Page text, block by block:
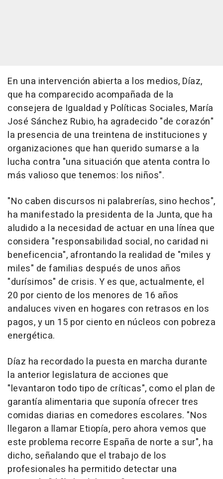
En una intervención abierta a los medios, Díaz,
que ha comparecido acompañada de la
consejera de Igualdad y Políticas Sociales, María
José Sánchez Rubio, ha agradecido "de corazón"
la presencia de una treintena de instituciones y
organizaciones que han querido sumarse a la
lucha contra "una situación que atenta contra lo
más valioso que tenemos: los niños".
"No caben discursos ni palabrerías, sino hechos",
ha manifestado la presidenta de la Junta, que ha
aludido a la necesidad de actuar en una línea que
considera "responsabilidad social, no caridad ni
beneficencia", afrontando la realidad de "miles y
miles" de familias después de unos años
"durísimos" de crisis. Y es que, actualmente, el
20 por ciento de los menores de 16 años
andaluces viven en hogares con retrasos en los
pagos, y un 15 por ciento en núcleos con pobreza
energética.
Díaz ha recordado la puesta en marcha durante
la anterior legislatura de acciones que
"levantaron todo tipo de críticas", como el plan de
garantía alimentaria que suponía ofrecer tres
comidas diarias en comedores escolares. "Nos
llegaron a llamar Etiopía, pero ahora vemos que
este problema recorre España de norte a sur", ha
dicho, señalando que el trabajo de los
profesionales ha permitido detectar una